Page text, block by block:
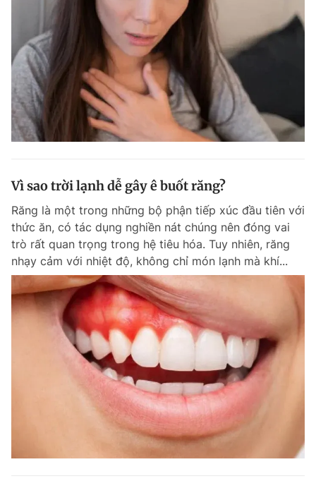
Vì sao trời lạnh dễ gây ê buốt răng?
Răng là một trong những bộ phận tiếp xúc đầu tiên với
thức ăn, có tác dụng nghiền nát chúng nên đóng vai
trò rất quan trọng trong hệ tiêu hóa. Tuy nhiên, răng
nhạy cảm với nhiệt độ, không chỉ món lạnh mà khí...